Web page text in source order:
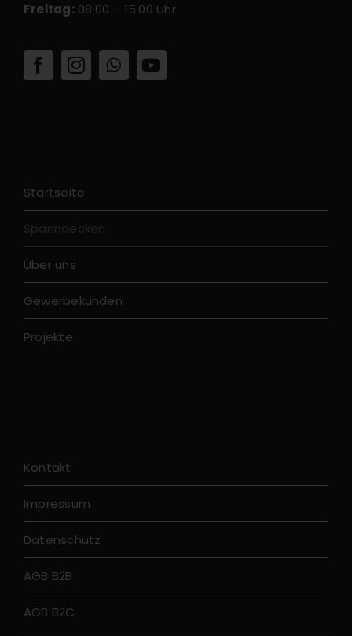
Freitag: 08:00 – 15:00 Uhr
Startseite
Spanndecken
Über uns
Gewerbekunden
Projekte
Kontakt
Impressum
Datenschutz
AGB B2B
AGB B2C